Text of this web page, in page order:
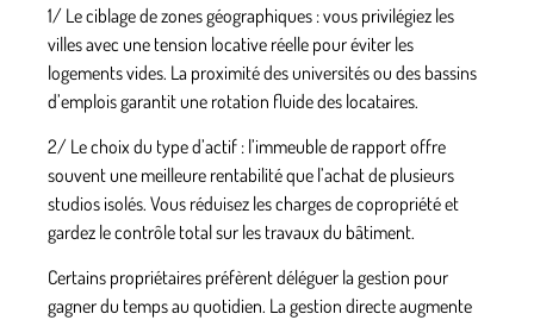
1/ Le ciblage de zones géographiques : vous privilégiez les
villes avec une tension locative réelle pour éviter les
logements vides. La proximité des universités ou des bassins
d’emplois garantit une rotation fluide des locataires.
2/ Le choix du type d’actif : l’immeuble de rapport offre
souvent une meilleure rentabilité que l’achat de plusieurs
studios isolés. Vous réduisez les charges de copropriété et
gardez le contrôle total sur les travaux du bâtiment.
Certains propriétaires préfèrent déléguer la gestion pour
gagner du temps au quotidien. La gestion directe augmente